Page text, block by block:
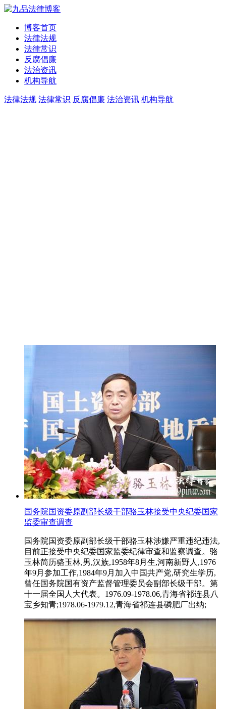
博客首页
法律法规
法律常识
反腐倡廉
法治资讯
机构导航
法律法规 法律常识 反腐倡廉 法治资讯 机构导航
国务院国资委原副部长级干部骆玉林接受中央纪委国家
监委审查调查
国务院国资委原副部长级干部骆玉林涉嫌严重违纪违法,
目前正接受中央纪委国家监委纪律审查和监察调查。骆
玉林简历骆玉林,男,汉族,1958年8月生,河南新野人,1976
年9月参加工作,1984年9月加入中国共产党,研究生学历,
曾任国务院国有资产监督管理委员会副部长级干部。第
十一届全国人大代表。1976.09-1978.06,青海省祁连县八
宝乡知青;1978.06-1979.12,青海省祁连县磷肥厂出纳;